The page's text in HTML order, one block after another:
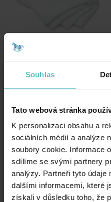
Souhlas
Tato webová stránka
K personalizaci obsahu a
sociálních médií a analýze
soubory cookie. Informace
sdílíme se svými partnery
analýzy. Partneři tyto údaje
dalšími informacemi, které
získali v důsledku toho, že
Výplň do ložního prádla –
přikrývka 120×90 a
nadýchaný polštář 40×40
678.00Kč